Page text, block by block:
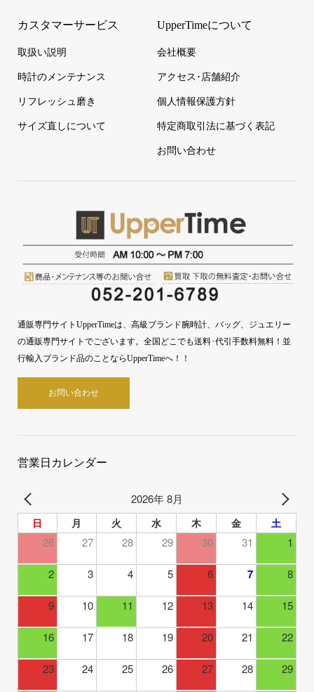
カスタマーサービス
取扱い説明
時計のメンテナンス
リフレッシュ磨き
サイズ直しについて
UpperTimeについて
会社概要
アクセス･店舗紹介
個人情報保護方針
特定商取引法に基づく表記
お問い合わせ
通販専門サイトUpperTimeは、高級ブランド腕時計、バッグ、ジュエリー
の通販専門サイトでございます。全国どこでも送料･代引手数料無料！並
行輸入ブランド品のことならUpperTimeへ！！
お問い合わせ
営業日カレンダー
2026年 8月
日 月 火 水 木 金 土
26 27 28 29 30 31 1
2 3 4 5 6 7 8
9 10 11 12 13 14 15
16 17 18 19 20 21 22
23 24 25 26 27 28 29